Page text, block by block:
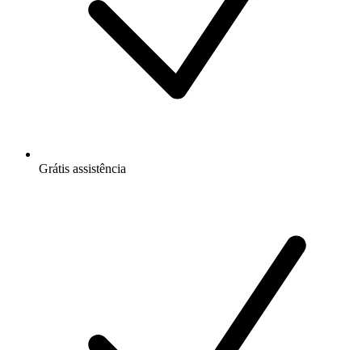
Grátis assistência